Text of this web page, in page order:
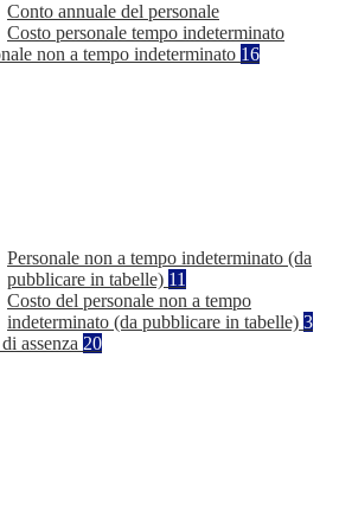
Conto annuale del personale
Costo personale tempo indeterminato
non a tempo indeterminato 16
Personale non a tempo indeterminato (da
pubblicare in tabelle) 11
Costo del personale non a tempo
indeterminato (da pubblicare in tabelle) 3
assenza 20